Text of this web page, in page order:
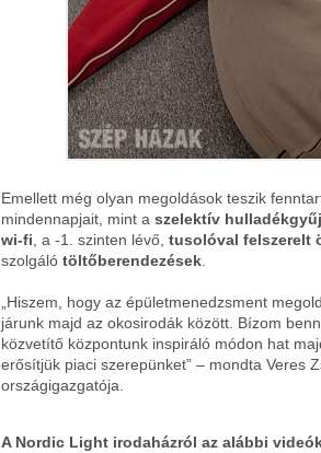
Emellett még olyan megoldások teszik
mindennapjait, mint a szelektív
wi-fi , a -1. szinten lévő, tusolóval felszerelt
szolgáló töltőberendezések
„Hiszem, hogy az épületmenedzsment
járunk majd az okosirodák között. Bízom
közvetítő központunk inspiráló módon hat
erősítjük piaci szerepünket” – mondta Veres
országigazgatója.
A Nordic Light irodaházról az alábbi